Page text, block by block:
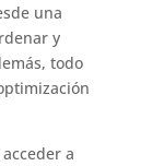
una
y
todo
a